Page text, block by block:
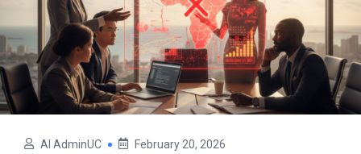
AI AdminUC February 20, 2026